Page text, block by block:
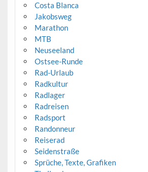
Costa Blanca
Jakobsweg
Marathon
MTB
Neuseeland
Ostsee-Runde
Rad-Urlaub
Radkultur
Radlager
Radreisen
Radsport
Randonneur
Reiserad
Seidenstraße
Sprüche, Texte, Grafiken